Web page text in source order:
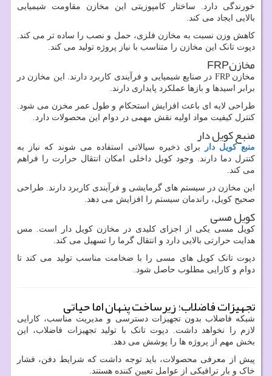
خورندگی دارد. ساختار کامپوزیتی این مخازن مقاومت شیمیایی
بالایی ایجاد می کند.
کاهش وزن نسبت به مخازن فلزی، حمل و نصب را ساده تر می کند.
دپوت تانک این مخازن را متناسب با نیاز پروژه تولید می کند.
مخازنFRP
مخازن FRP در صنایع شیمیایی و فرآیندی کاربرد دارند. این مخازن در
برابر اسیدها و بازها عملکرد پایداری دارند.
طراحی لایه ای باعث افزایش استحکام و طول عمر مخزن می شود.
کنترل کیفیت مواد اولیه نقش مهمی در دوام این محصولات دارد.
منبع کویل دار
منبع کویل دار
برای ذخیره سیالاتی استفاده می شوند که نیاز به
کنترل دما دارند. وجود کویل داخلی امکان انتقال حرارت را فراهم
می کند.
این مخازن در سیستم های گرمایشی و فرآیندی کاربرد دارند. طراحی
صحیح کویل، راندمان سیستم را افزایش می دهد.
کویل مسی
کویل مسی یکی از اجزای کلیدی در مخازن کویل دار است. مس
هدایت حرارتی بالایی دارد و انتقال گرما را تسهیل می کند.
دپوت تانک کویل های مسی را با ضخامت مناسب تولید می کند تا
دوام و کارایی مطلوب حاصل شود.
تجهیزات فاضلاب؛ زیرساخت پنهان اما حیاتی
شبکه فاضلاب بدون تجهیزات دسترسی و مدیریت مناسب، کارایی
لازم را نخواهد داشت. دپوت تانک با تولید تجهیزات فاضلاب، این
بخش مهم از پروژه ها را پوشش می دهد.
پیش از معرفی محصولات، باید توجه داشت که شرایط دفن، فشار
خاک و بار ترافیکی از عوامل تعیین کننده هستند.